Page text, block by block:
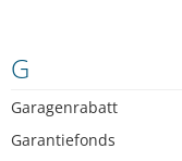
G
Garagenrabatt
Garantiefonds